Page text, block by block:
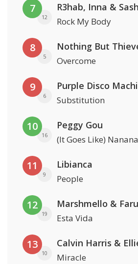
7
12
R3hab, Inna &
Rock My Body
8
5
Nothing But
Overcome
9
6
Purple Disco
Substitution
10
16
Peggy Gou
(It Goes Like) Nanana
11
9
Libianca
People
12
19
Marshmello &
Esta Vida
13
10
Calvin Harris &
Miracle